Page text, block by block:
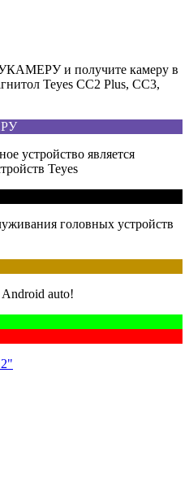
и получите камеру в
Teyes CC2 Plus, CC3,
устройство является
Teyes
головных устройств
auto!